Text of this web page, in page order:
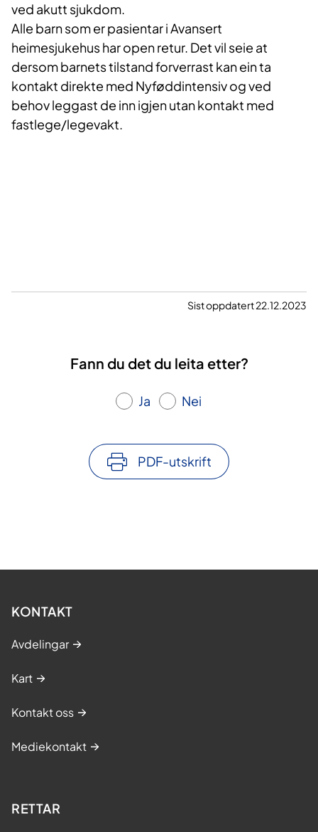
ved akutt sjukdom. ​
Alle barn som er pasientar i Avansert
heimesjukehus har open retur. Det vil seie at
dersom barnets tilstand forverrast kan ein ta
kontakt direkte med Nyføddintensiv og ved
behov leggast de inn igjen utan kontakt med
fastlege/legevakt. ​
Sist oppdatert 22.12.2023
Fann du det du leita etter?
Ja Nei
PDF-utskrift
KONTAKT
Avdelingar
Kart
Kontakt oss
Mediekontakt
RETTAR